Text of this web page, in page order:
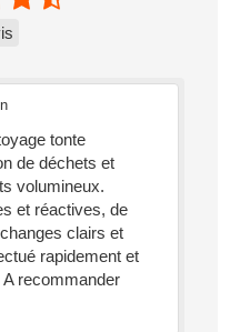
tonte
de déchets et
volumineux.
et réactives, de
clairs et
rapidement et
recommander